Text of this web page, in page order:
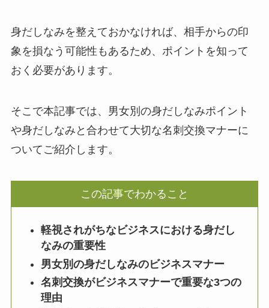
身だしなみを整えておかなければ、相手からの印
象を損なう可能性もあるため、ポイントを知って
おく必要があります。
そこで本記事では、男女別の身だしなみポイント
や身だしなみと合わせて大切な名刺交換マナーに
ついてご紹介します。
この記事でわかること
軽視されがちなビジネスにおける身だし
なみの重要性
男女別の身だしなみのビジネスマナー
名刺交換がビジネスマナーで重要な3つの
理由